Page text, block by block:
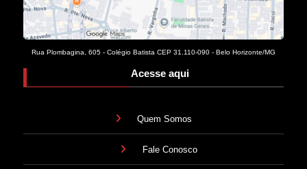
Rua Plombagina, 605 - Colégio Batista CEP 31.110-090 - Belo Horizonte/MG
Acesse aqui
Quem Somos
Fale Conosco